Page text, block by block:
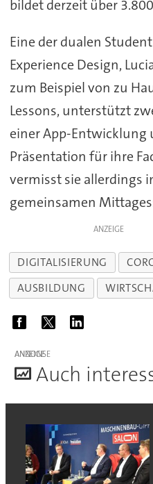
bildet derzeit über
Eine der dualen
Experience Design,
zum Beispiel von zu
Lessons, unterstützt
einer App-Entwicklung
Präsentation für ihre
vermisst sie allerdings
gemeinsamen
ANZEIGE
DIGITALISIERUNG
AUSBILDUNG
ANZEIGE
Auch